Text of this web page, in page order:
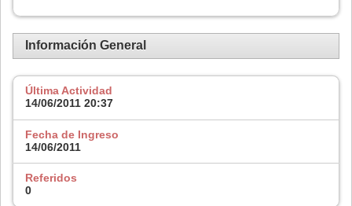
Información General
Última Actividad
14/06/2011 20:37
Fecha de Ingreso
14/06/2011
Referidos
0